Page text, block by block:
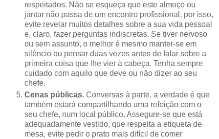
respeitados. Não se esqueça que este almoço ou
jantar não passa de um encontro profissional, por isso,
evite revelar muitos detalhes sobre a sua vida pessoal
e, claro, fazer perguntas indiscretas. Se tiver nervoso
ou sem assunto, o melhor é mesmo manter-se em
silêncio ou pensar duas vezes antes de falar sobre a
primeira coisa que lhe vier à cabeça. Tenha sempre
cuidado com aquilo que deve ou não dizer ao seu
chefe.
Cenas públicas. Conversas à parte, a verdade é que
também estará compartilhando uma refeição com o
seu chefe, num local público. Assegure-se que está
adequadamente vestido, que respeita a etiqueta de
mesa, evite pedir o prato mais difícil de comer